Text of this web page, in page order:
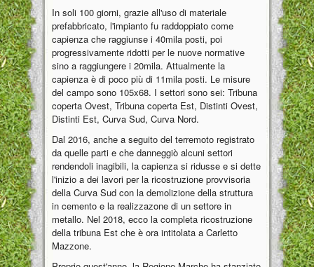
In soli 100 giorni, grazie all'uso di materiale
prefabbricato, l'impianto fu raddoppiato come
capienza che raggiunse i 40mila posti, poi
progressivamente ridotti per le nuove normative
sino a raggiungere i 20mila. Attualmente la
capienza è di poco più di 11mila posti. Le misure
del campo sono 105x68. I settori sono sei: Tribuna
coperta Ovest, Tribuna coperta Est, Distinti Ovest,
Distinti Est, Curva Sud, Curva Nord.
Dal 2016, anche a seguito del terremoto registrato
da quelle parti e che danneggiò alcuni settori
rendendoli inagibili, la capienza si ridusse e si dette
l'inizio a dei lavori per la ricostruzione provvisoria
della Curva Sud con la demolizione della struttura
in cemento e la realizzazone di un settore in
metallo. Nel 2018, ecco la completa ricostruzione
della tribuna Est che è ora intitolata a Carletto
Mazzone.